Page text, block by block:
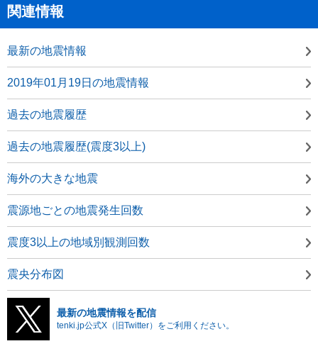
関連情報
最新の地震情報
2019年01月19日の地震情報
過去の地震履歴
過去の地震履歴(震度3以上)
海外の大きな地震
震源地ごとの地震発生回数
震度3以上の地域別観測回数
震央分布図
最新の地震情報を配信
tenki.jp公式X（旧Twitter）をご利用ください。